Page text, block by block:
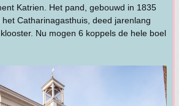
Katrien. Het pand, gebouwd in 1835
Catharinagasthuis, deed jarenlang
Nu mogen 6 koppels de hele boel